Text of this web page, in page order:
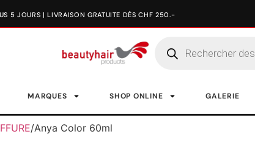
MARQUES SHOP ONLINE GALERIE
/Anya Color 60ml